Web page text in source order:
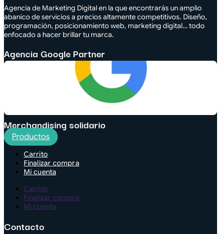
Agencia de Marketing Digital en la que encontrarás un amplio
abanico de servicios a precios altamente competitivos. Diseño,
programación, posicionamiento web, marketing digital… todo
enfocado a hacer brillar tu marca.
Agencia Google Partner
Merchandising solidario
Productos
Carrito
Finalizar compra
Mi cuenta
Carrito
Finalizar compra
Mi cuenta
Contacto